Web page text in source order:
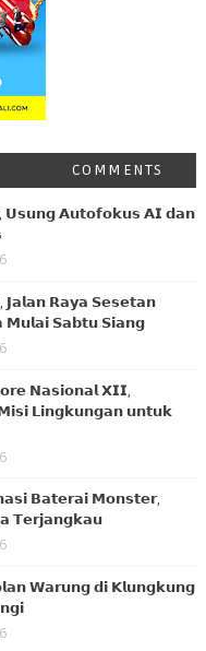
COMMENTS
𝗔𝘂𝘁𝗼𝗳𝗼𝗸𝘂𝘀 𝗔𝗜 𝗱𝗮𝗻
𝗝𝗮𝗹𝗮𝗻 𝗥𝗮𝘆𝗮 𝗦𝗲𝘀𝗲𝘁𝗮𝗻
𝗦𝗮𝗯𝘁𝘂 𝗦𝗶𝗮𝗻𝗴
𝗡𝗮𝘀𝗶𝗼𝗻𝗮𝗹 𝗫𝗜𝗜,
𝗟𝗶𝗻𝗴𝗸𝘂𝗻𝗴𝗮𝗻 𝘂𝗻𝘁𝘂𝗸
𝗕𝗮𝘁𝗲𝗿𝗮𝗶 𝗠𝗼𝗻𝘀𝘁𝗲𝗿,
𝗧𝗲𝗿𝗷𝗮𝗻𝗴𝗸𝗮𝘂
𝗪𝗮𝗿𝘂𝗻𝗴 𝗱𝗶 𝗞𝗹𝘂𝗻𝗴𝗸𝘂𝗻𝗴